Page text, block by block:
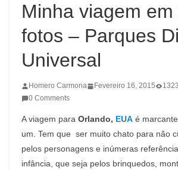
Minha viagem em
fotos – Parques
Universal
Homero Carmona Fevereiro 16, 2015
0 Comments
A viagem para Orlando, EUA é
um. Tem que ser muito chato para não
pelos personagens e inúmeras
infância, que seja pelos brinquedos,